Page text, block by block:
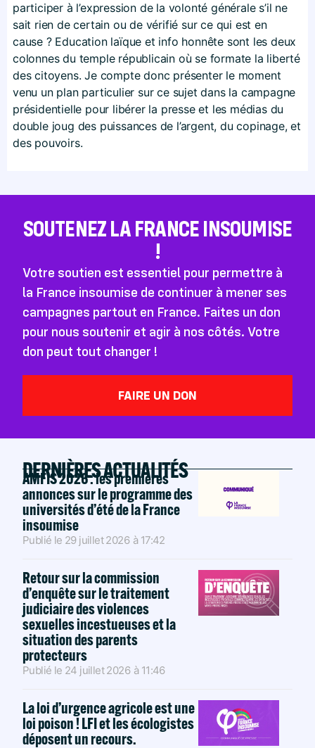
participer à l’expression de la volonté générale s’il ne
sait rien de certain ou de vérifié sur ce qui est en
cause ? Education laïque et info honnête sont les deux
colonnes du temple républicain où se formate la liberté
des citoyens. Je compte donc présenter le moment
venu un plan particulier sur ce sujet dans la campagne
présidentielle pour libérer la presse et les médias du
double joug des puissances de l’argent, du copinage, et
des pouvoirs.
SOUTENEZ LA FRANCE INSOUMISE
!
Votre soutien est essentiel pour permettre à
la France insoumise de continuer à mener ses
campagnes partout en France. Faites un don
pour nous soutenir et agir à nos côtés. Votre
don peut tout changer !
FAIRE UN DON
DERNIÈRES ACTUALITÉS
AMFIS 2026 : les premières
annonces sur le programme des
universités d’été de la France
insoumise
Publié le 29 juillet 2026 à 17:42
Retour sur la commission
d’enquête sur le traitement
judiciaire des violences
sexuelles incestueuses et la
situation des parents
protecteurs
Publié le 24 juillet 2026 à 11:46
La loi d’urgence agricole est une
loi poison ! LFI et les écologistes
déposent un recours.